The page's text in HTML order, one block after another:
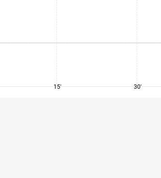
15' 30'